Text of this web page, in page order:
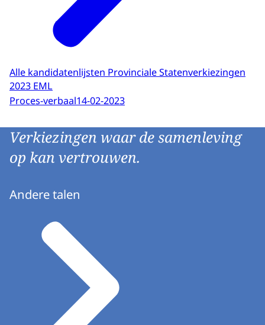
Alle kandidatenlijsten Provinciale Statenverkiezingen
2023 EML
Proces-verbaal14-02-2023
Verkiezingen waar de samenleving
op kan vertrouwen.
Andere talen